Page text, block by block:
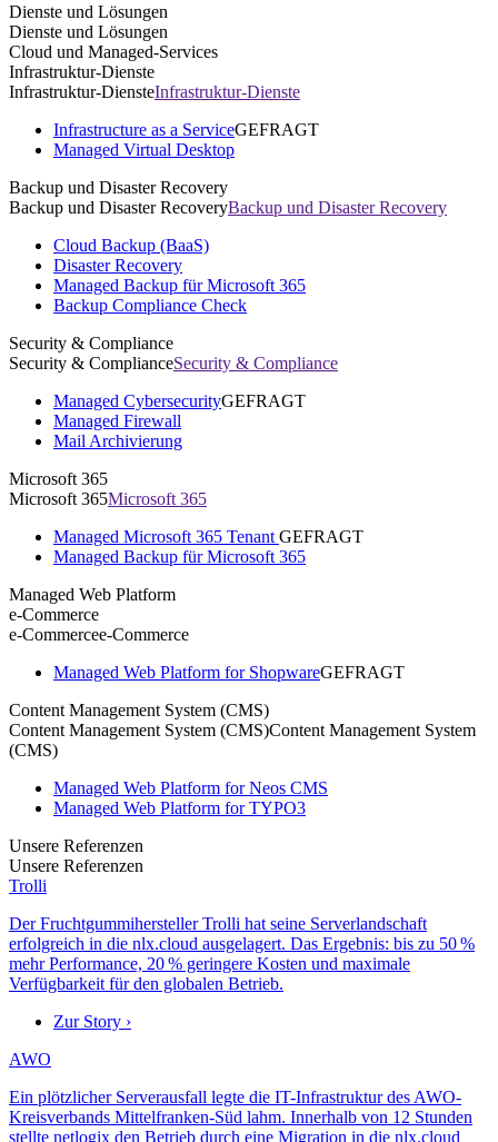
Dienste und Lösungen
Dienste und Lösungen
Cloud und Managed-Services
Infrastruktur-Dienste
Infrastruktur-DiensteInfrastruktur-Dienste
Infrastructure as a ServiceGEFRAGT
Managed Virtual Desktop
Backup und Disaster Recovery
Backup und Disaster RecoveryBackup und Disaster Recovery
Cloud Backup (BaaS)
Disaster Recovery
Managed Backup für Microsoft 365
Backup Compliance Check
Security & Compliance
Security & ComplianceSecurity & Compliance
Managed CybersecurityGEFRAGT
Managed Firewall
Mail Archivierung
Microsoft 365
Microsoft 365Microsoft 365
Managed Microsoft 365 Tenant GEFRAGT
Managed Backup für Microsoft 365
Managed Web Platform
e-Commerce
e-Commercee-Commerce
Managed Web Platform for ShopwareGEFRAGT
Content Management System (CMS)
Content Management System (CMS)Content Management System
(CMS)
Managed Web Platform for Neos CMS
Managed Web Platform for TYPO3
Unsere Referenzen
Unsere Referenzen
Trolli
Der Fruchtgummihersteller Trolli hat seine Serverlandschaft
erfolgreich in die nlx.cloud ausgelagert. Das Ergebnis: bis zu 50 %
mehr Performance, 20 % geringere Kosten und maximale
Verfügbarkeit für den globalen Betrieb.
Zur Story ›
AWO
Ein plötzlicher Serverausfall legte die IT-Infrastruktur des AWO-
Kreisverbands Mittelfranken-Süd lahm. Innerhalb von 12 Stunden
stellte netlogix den Betrieb durch eine Migration in die nlx.cloud